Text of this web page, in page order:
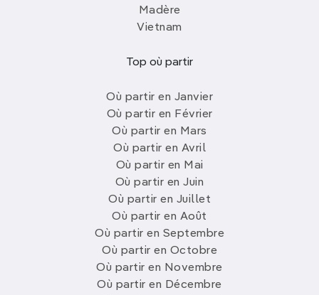
Madère
Vietnam
Top où partir
Où partir en Janvier
Où partir en Février
Où partir en Mars
Où partir en Avril
Où partir en Mai
Où partir en Juin
Où partir en Juillet
Où partir en Août
Où partir en Septembre
Où partir en Octobre
Où partir en Novembre
Où partir en Décembre